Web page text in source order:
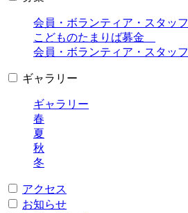
会員・ボランティア・スタッフ
こどものたまりば募金
会員・ボランティア・スタッフ
ギャラリー
ギャラリー
春
夏
秋
冬
アクセス
お知らせ